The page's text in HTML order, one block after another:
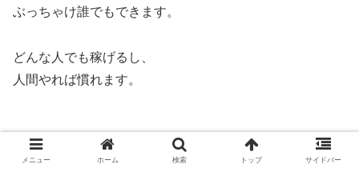
ぶっちゃけ誰でもできます。
どんな人でも稼げるし、
人間やれば慣れます。
メニュー ホーム 検索 トップ サイドバー